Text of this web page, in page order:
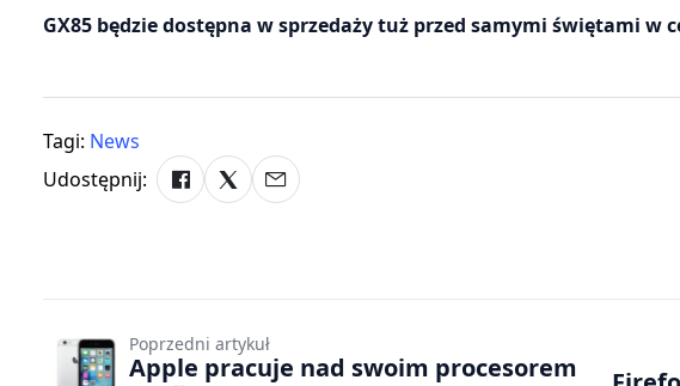
GX85 będzie dostępna w sprzedaży tuż przed samymi świętami w
Tagi: News
Udostępnij:
Poprzedni artykuł
Apple pracuje nad swoim procesorem